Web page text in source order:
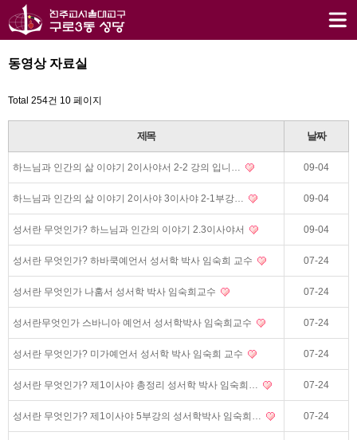
동영상 자료실
Total 254건 10 페이지
제목 날짜
하느님과 인간의 삶 이야기 2이사야서 2-2 강의 입니… 09-04
하느님과 인간의 삶 이야기 2이사야 3이사야 2-1부강… 09-04
성서란 무엇인가? 하느님과 인간의 이야기 2.3이사야서 09-04
성서란 무엇인가? 하바쿡예언서 성서학 박사 임숙희 교수 07-24
성서란 무엇인가 나훔서 성서학 박사 임숙희교수 07-24
성서란무엇인가 스바니아 예언서 성서학박사 임숙희교수 07-24
성서란 무엇인가? 미가예언서 성서학 박사 임숙희 교수 07-24
성서란 무엇인가? 제1이사야 총정리 성서학 박사 임숙희… 07-24
성서란 무엇인가? 제1이사야 5부강의 성서학박사 임숙희… 07-24